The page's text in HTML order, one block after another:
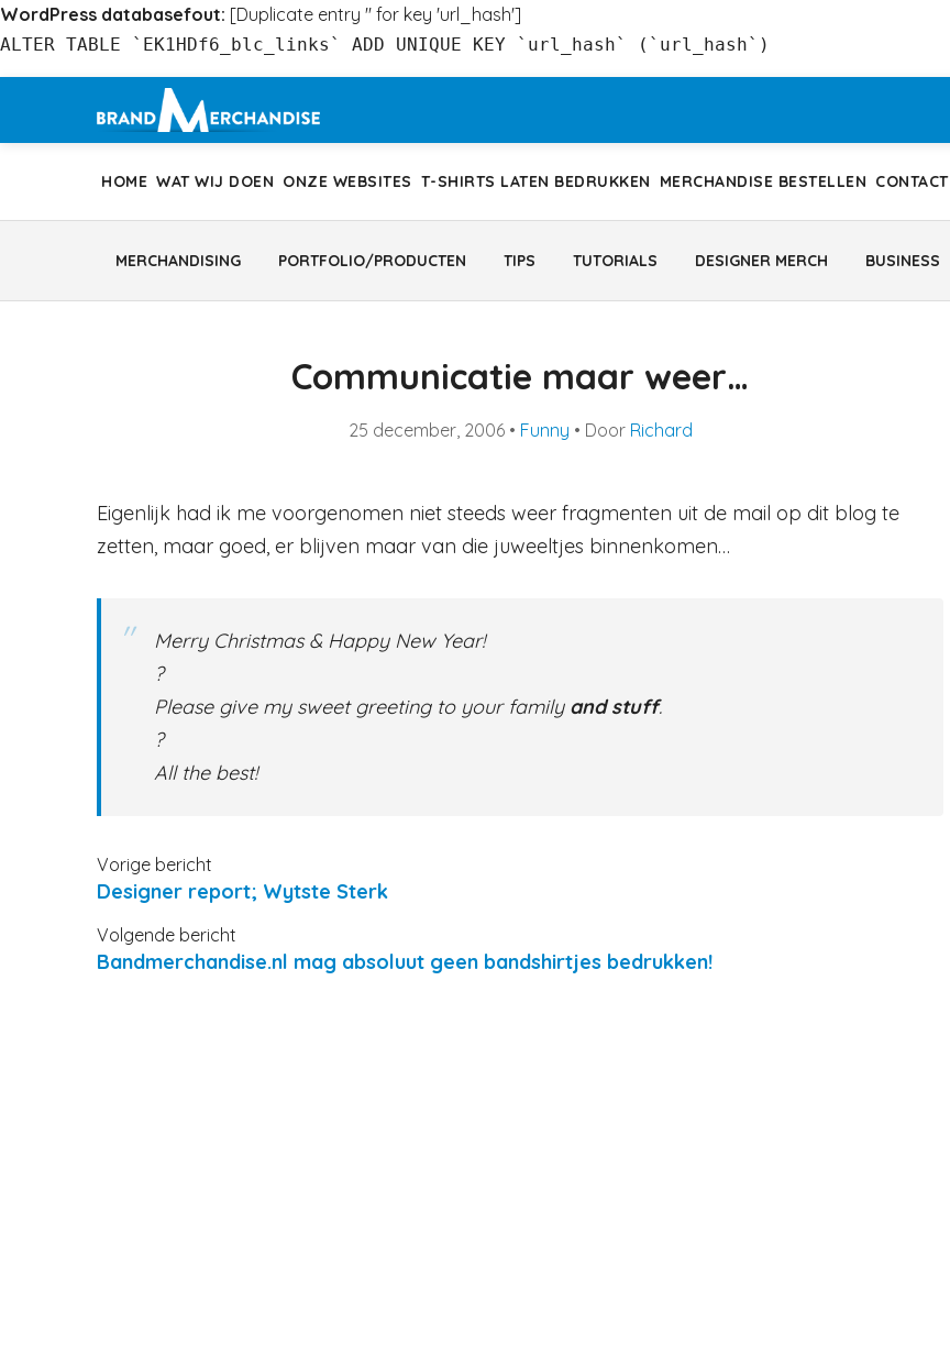
WordPress databasefout: [Duplicate entry '' for key 'url_hash']
ALTER TABLE `EK1HDf6_blc_links` ADD UNIQUE KEY `url_hash` (`url_hash`)
inhoud
HOME WAT WIJ DOEN ONZE WEBSITES T-SHIRTS LATEN BEDRUKKEN MERCHANDISE BESTELLEN CONTACT
MERCHANDISING PORTFOLIO/PRODUCTEN TIPS TUTORIALS DESIGNER MERCH BUSINESS
Communicatie maar weer…
25 december, 2006 • Funny • Door Richard
Eigenlijk had ik me voorgenomen niet steeds weer fragmenten uit de mail op dit blog te
zetten, maar goed, er blijven maar van die juweeltjes binnenkomen…
Merry Christmas & Happy New Year!
?
Please give my sweet greeting to your family and stuff.
?
All the best!
Vorige bericht
Designer report; Wytste Sterk
Volgende bericht
Bandmerchandise.nl mag absoluut geen bandshirtjes bedrukken!